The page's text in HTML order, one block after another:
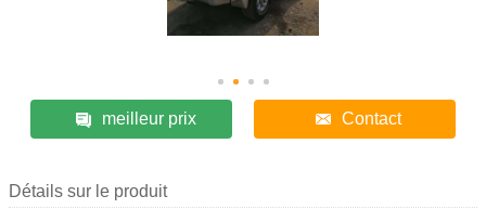
meilleur prix Contact
Détails sur le produit